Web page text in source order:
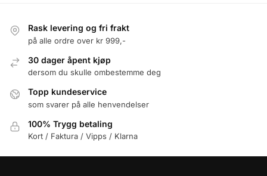
Rask levering og fri frakt
på alle ordre over kr 999,-
30 dager åpent kjøp
dersom du skulle ombestemme deg
Topp kundeservice
som svarer på alle henvendelser
100% Trygg betaling
Kort / Faktura / Vipps / Klarna